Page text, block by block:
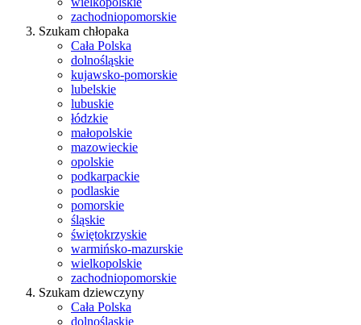
zachodniopomorskie
Szukam chłopaka
Cała Polska
dolnośląskie
kujawsko-pomorskie
lubelskie
lubuskie
łódzkie
małopolskie
mazowieckie
opolskie
podkarpackie
podlaskie
pomorskie
śląskie
świętokrzyskie
warmińsko-mazurskie
wielkopolskie
zachodniopomorskie
Szukam dziewczyny
Cała Polska
dolnośląskie